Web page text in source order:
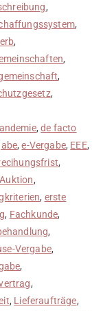
,
,
,
,
,
,
,de facto
,e-Vergabe, EEE,
,
,
, erste
, Fachkunde,
,
Vergabe,
,
,
, Lieferaufträge,